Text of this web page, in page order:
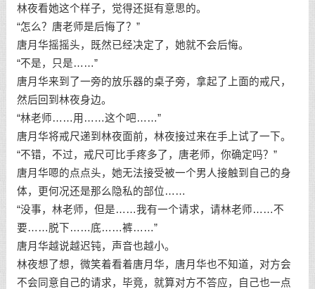
林夜看她这个样子，觉得还挺有意思的。
“怎么？唐老师是后悔了？”
唐月华摇摇头，既然已经决定了，她就不会后悔。
“不是，只是……”
唐月华来到了一旁的放乐器的桌子旁，拿起了上面的戒尺，
然后回到林夜身边。
“林老师……用……这个吧……”
唐月华将戒尺递到林夜面前，林夜接过来在手上试了一下。
“不错，不过，戒尺可比手疼多了，唐老师，你确定吗？”
唐月华嗯的点点头，她无法接受被一个男人接触到自己的身
体，更何况还是那么隐私的部位……
“没事，林老师，但是……我有一个请求，请林老师……不
要……脱下……底……裤……”
唐月华越说越迟钝，声音也越小。
林夜想了想，微笑着看着唐月华，唐月华也不知道，对方会
不会同意自己的请求，毕竟，就算对方不答应，自己也一点